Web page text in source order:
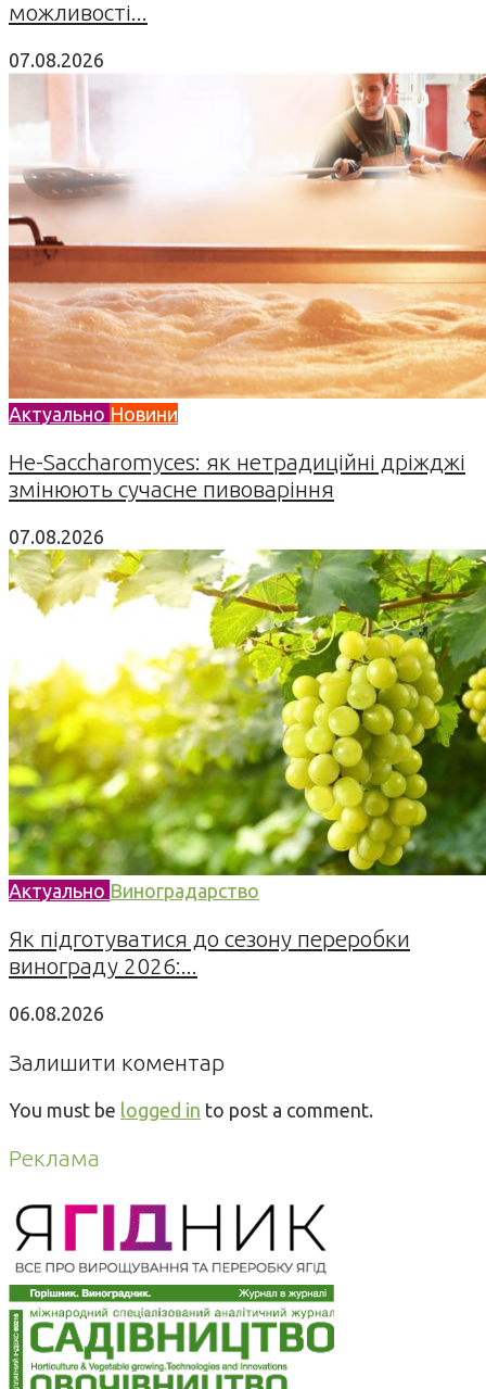
можливості...
07.08.2026
Актуально Новини
Не-Saccharomyces: як нетрадиційні дріжджі
змінюють сучасне пивоваріння
07.08.2026
Актуально Виноградарство
Як підготуватися до сезону переробки
винограду 2026:...
06.08.2026
Залишити коментар
You must be logged in to post a comment.
Реклама